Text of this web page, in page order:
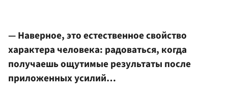
— Наверное, это естественное свойство
характера человека: радоваться, когда
получаешь ощутимые результаты после
приложенных усилий…